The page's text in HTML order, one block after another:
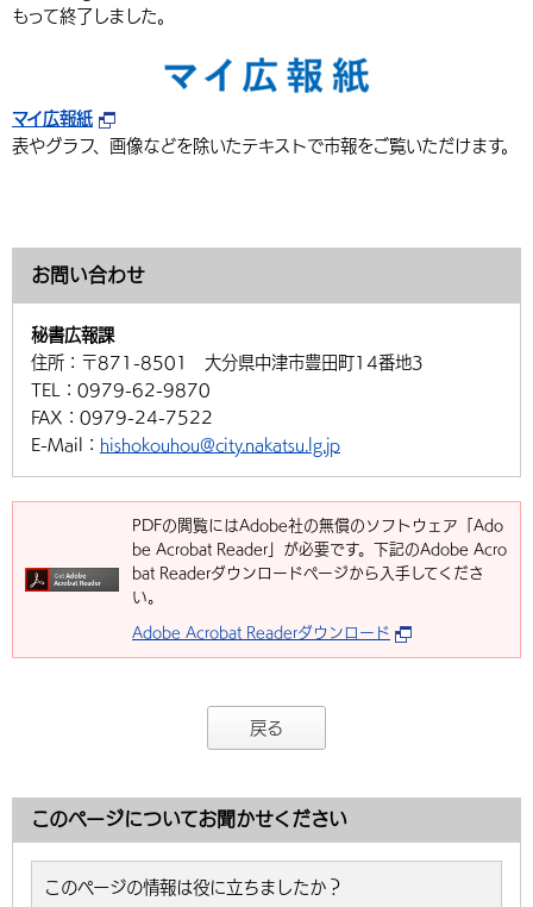
もって終了しました。
マイ広報紙
表やグラフ、画像などを除いたテキストで市報をご覧いただけます。
お問い合わせ
秘書広報課
住所： 〒871-8501 大分県中津市豊田町14番地3
TEL： 0979-62-9870
FAX： 0979-24-7522
E-Mail： hishokouhou@city.nakatsu.lg.jp
PDFの閲覧にはAdobe社の無償のソフトウェア「Ado
be Acrobat Reader」が必要です。下記のAdobe Acro
bat Readerダウンロードページから入手してくださ
い。
Adobe Acrobat Readerダウンロード
戻る
このページについてお聞かせください